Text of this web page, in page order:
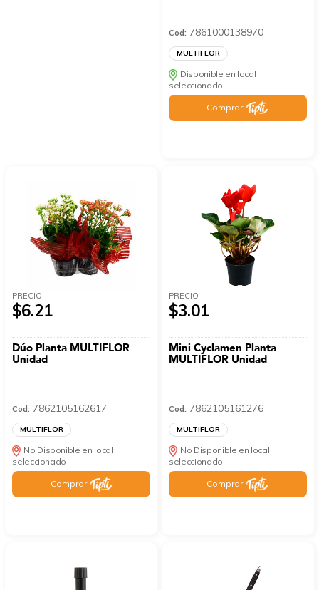
Cod: 7861000138970
MULTIFLOR
Disponible en local
seleccionado
Comprar
PRECIO
$6.21
Dúo Planta MULTIFLOR
Unidad
Cod: 7862105162617
MULTIFLOR
No Disponible en local
seleccionado
Comprar
PRECIO
$3.01
Mini Cyclamen Planta
MULTIFLOR Unidad
Cod: 7862105161276
MULTIFLOR
No Disponible en local
seleccionado
Comprar